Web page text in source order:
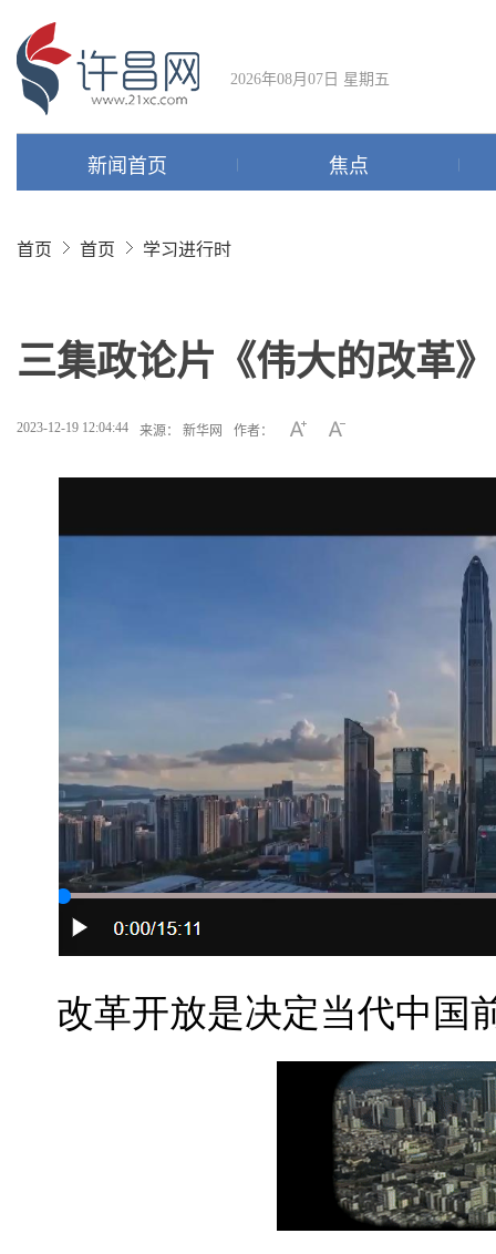
2026年08月07日 星期五
新闻首页 焦点
首页 首页 学习进行时
三集政论片《伟大的改革
2023-12-19 12:04:44 来源： 新华网 作者：
改革开放是决定当代中国